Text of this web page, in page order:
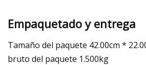
Empaquetado y entrega
Tamaño del paquete 42.00cm *
bruto del paquete 1.500kg